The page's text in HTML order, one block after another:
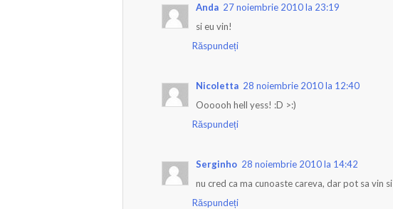
Anda 27 noiembrie 2010 la 23:19
si eu vin!
Răspundeți
Nicoletta 28 noiembrie 2010 la 12:40
Oooooh hell yess! :D >:)
Răspundeți
Serginho 28 noiembrie 2010 la 14:42
nu cred ca ma cunoaste careva, dar pot sa vin
Răspundeți